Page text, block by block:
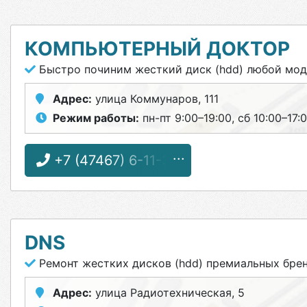
КОМПЬЮТЕРНЫЙ ДОКТОР
Быстро починим жесткий диск (hdd) любой
Адрес: улица Коммунаров, 111
Режим работы: пн-пт 9:00–19:00, сб
+7 (47467) 6-11-33
DNS
Ремонт жестких дисков (hdd) премиальных
Адрес: улица Радиотехническая, 5